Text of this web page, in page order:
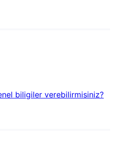
biligiler verebilirmisiniz?